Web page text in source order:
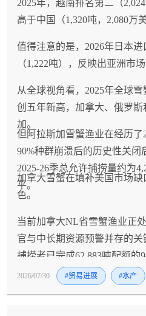
2025年，越南排名第二（
高于中国（1,320吨，2,080万
值得注意的是，2026年日本
（1,222吨），反映出亚洲市
从全球视角看，2025年全球雪
创五年新高，加拿大、俄罗
加。
但阿拉斯加雪蟹渔业在经历了
90%种群崩溃后的历史性关
2025-26季总允许捕捞量约为
平。
加拿大雪蟹在填补美国市场缺
色。
当前加拿大NL省雪蟹渔业正
官与中长期资源预警并存的
捕捞者已完成62,883吨配额的
岸，这个经历了开局缓慢（天
2026/07/30 #贸易进展 #水产